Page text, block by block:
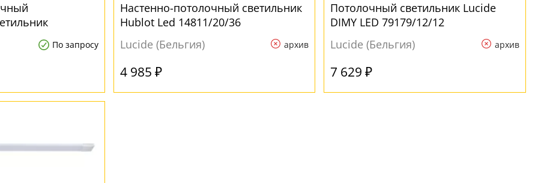
Lucide Hublot
По запросу
Настенно-потолочный светильник
Hublot Led 14811/20/36
Lucide (Бельгия)
архив
4 985 ₽
Потолочный светильник Lucide
DIMY LED 79179/12/12
Lucide (Бельгия)
архив
7 629 ₽